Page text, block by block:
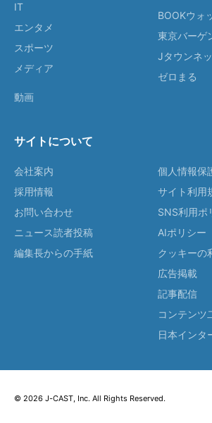
IT
エンタメ
スポーツ
メディア
動画
BOOKウォ
東京バーゲ
Jタウンネ
ゼロまる
サイトについて
会社案内
採用情報
お問い合わせ
ニュース読者投稿
編集長からの手紙
個人情報保
サイト利用
SNS利用ポ
AIポリシー
クッキーの
広告掲載
記事配信
コンテンツ
日本インタ
© 2026 J-CAST, Inc. All Rights Reserved.